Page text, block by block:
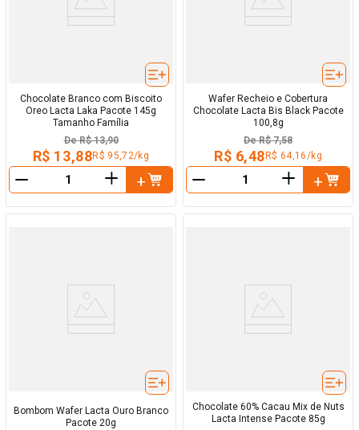
Chocolate Branco com Biscoito
Oreo Lacta Laka Pacote 145g
Tamanho Família
De R$ 13,90
R$ 13,88R$ 95,72/kg
＋
Wafer Recheio e Cobertura
Chocolate Lacta Bis Black Pacote
100,8g
De R$ 7,58
R$ 6,48 R$ 64,16/kg
＋
Bombom Wafer Lacta Ouro Branco
Pacote 20g
Chocolate 60% Cacau Mix de Nuts
Lacta Intense Pacote 85g